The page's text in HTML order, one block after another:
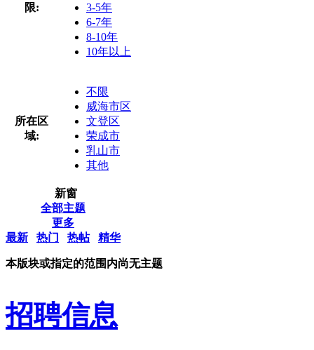
限:
3-5年
6-7年
8-10年
10年以上
所在区
域:
不限
威海市区
文登区
荣成市
乳山市
其他
新窗
全部主题
更多
最新
热门 热帖 精华
本版块或指定的范围内尚无主题
招聘信息